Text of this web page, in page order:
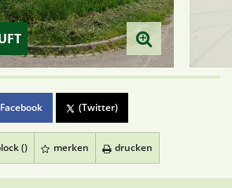
Facebook (Twitter)
() merken drucken